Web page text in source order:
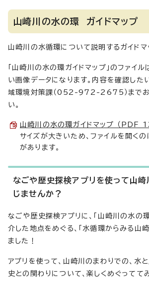
山崎川の水の環 ガイドマップ
山崎川の水循環について説明するガイドマ
「山崎川の水の環ガイドマップ」のファイル
い画像データになります。内容を確認した
域環境対策課（052-972-2675）までお
い。
山崎川の水の環ガイドマップ （PDF
サイズが大きいため、ファイルを開く
があります。
なごや歴史探検アプリを使って山
じませんか？
なごや歴史探検アプリに、「山崎川の水の
介した地点をめぐる、「水循環からみる山
ました！
アプリを使って、山崎川のまわりでの、水
史との関わりについて、楽しくめぐってて